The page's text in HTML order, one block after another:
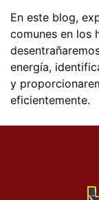
En este blog,
comunes en los
energía,
y
eficientemente.